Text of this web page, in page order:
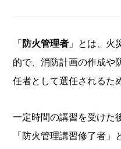
「 防火管理者 」とは、火
的で、消防計画の作成や
任者として選任されるた
一定時間の講習を受けた
「防火管理講習修了者